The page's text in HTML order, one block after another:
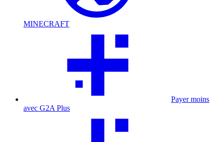
MINECRAFT
Payer moins
avec G2A Plus